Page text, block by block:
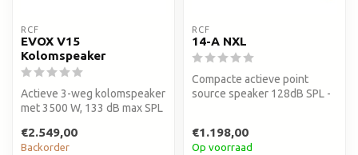
RCF
EVOX V15
Kolomspeaker
Actieve 3-weg kolomspeaker
met 3500 W, 133 dB max SPL
€2.549,00
Backorder
RCF
14-A NXL
Compacte actieve point
source speaker 128dB SPL -
€1.198,00
Op voorraad